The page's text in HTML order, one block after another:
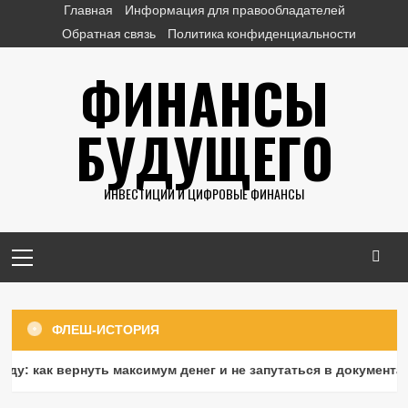
Главная
Информация для правообладателей
Обратная связь
Политика конфиденциальности
ФИНАНСЫ
БУДУЩЕГО
ИНВЕСТИЦИИ И ЦИФРОВЫЕ ФИНАНСЫ
меню
ФЛЕШ-ИСТОРИЯ
вернуть максимум денег и не запутаться в документах.
Ипотека
Налоговый вычет по ипотеке в 2026 году:
как вернуть максимум денег и не запутаться